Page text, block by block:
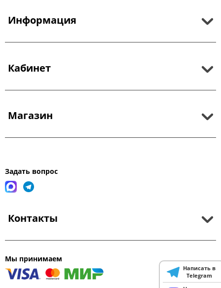
Информация
Кабинет
Магазин
Задать вопрос
Контакты
Мы принимаем
Написать в
Telegram